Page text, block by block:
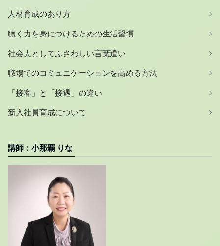
人材育成のあり方
聴く力を身につけるための生活習慣
社会人としてふさわしい言葉遣い
職場でのコミュニケーションを高める方法
「接客」と「接遇」の違い
新入社員育成について
講師：小那覇 りな